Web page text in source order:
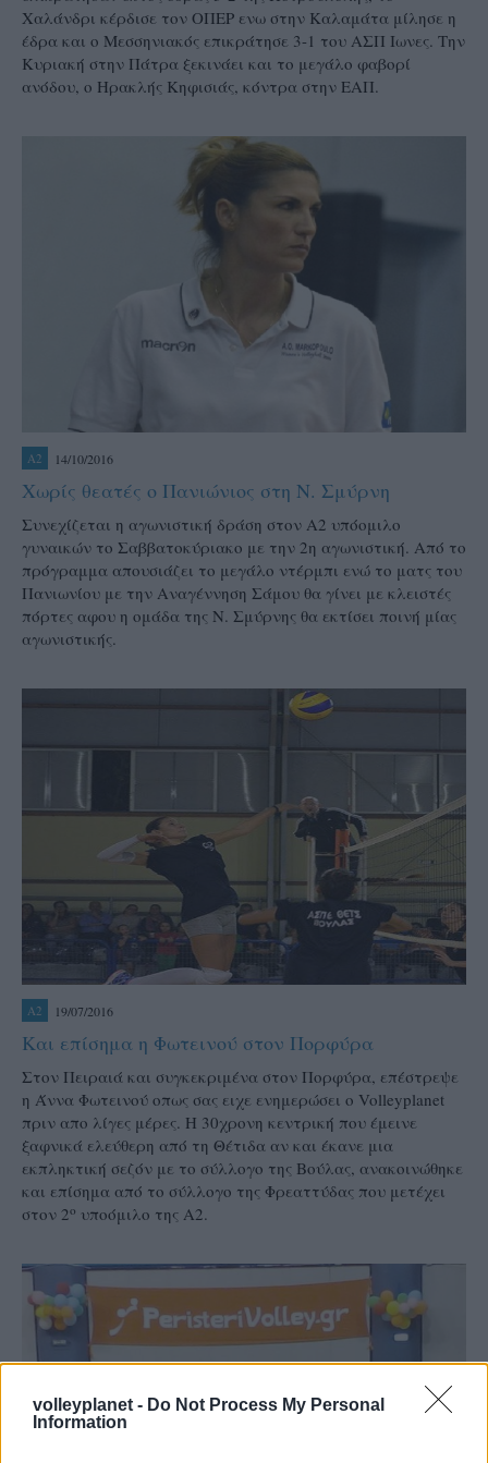
volleyplanet - Do Not Process My Personal
Information
Χαλάνδρι κέρδισε τον ΟΠΕΡ ενω στην Καλαμάτα μίλησε η
έδρα και ο Μεσσηνιακός επικράτησε 3-1 του ΑΣΠ Ιωνες. Την
Κυριακή στην Πάτρα ξεκινάει και το μεγάλο φαβορί
ανόδου, ο Ηρακλής Κηφισιάς, κόντρα στην ΕΑΠ.
A2 14/10/2016
Χωρίς θεατές ο Πανιώνιος στη Ν. Σμύρνη
Συνεχίζεται η αγωνιστική δράση στον Α2 υπόομιλο
γυναικών το Σαββατοκύριακο με την 2η αγωνιστική. Από το
πρόγραμμα απουσιάζει το μεγάλο ντέρμπι ενώ το ματς του
Πανιωνίου με την Αναγέννηση Σάμου θα γίνει με κλειστές
πόρτες αφου η ομάδα της Ν. Σμύρνης θα εκτίσει ποινή μίας
αγωνιστικής.
A2 19/07/2016
Και επίσημα η Φωτεινού στον Πορφύρα
Στον Πειραιά και συγκεκριμένα στον Πορφύρα, επέστρεψε
η Άννα Φωτεινού οπως σας ειχε ενημερώσει ο Volleyplanet
πριν απο λίγες μέρες. Η 30χρονη κεντρική που έμεινε
ξαφνικά ελεύθερη από τη Θέτιδα αν και έκανε μια
εκπληκτική σεζόν με το σύλλογο της Βούλας, ανακοινώθηκε
και επίσημα από το σύλλογο της Φρεαττύδας που μετέχει
στον 2ο υποόμιλο της Α2.